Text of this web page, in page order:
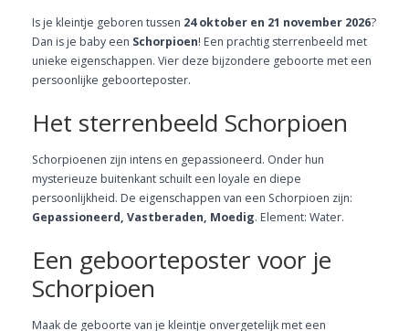
Is je kleintje geboren tussen 24 oktober en 21 november 2026?
Dan is je baby een Schorpioen! Een prachtig sterrenbeeld met
unieke eigenschappen. Vier deze bijzondere geboorte met een
persoonlijke geboorteposter.
Het sterrenbeeld Schorpioen
Schorpioenen zijn intens en gepassioneerd. Onder hun
mysterieuze buitenkant schuilt een loyale en diepe
persoonlijkheid. De eigenschappen van een Schorpioen zijn:
Gepassioneerd, Vastberaden, Moedig. Element: Water.
Een geboorteposter voor je
Schorpioen
Maak de geboorte van je kleintje onvergetelijk met een